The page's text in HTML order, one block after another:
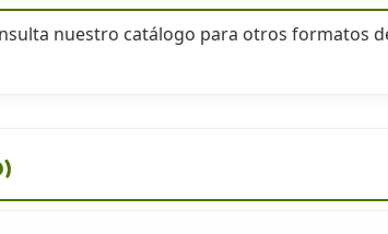
nuestro catálogo para otros formatos